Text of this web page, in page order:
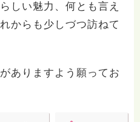
しい魅力、何とも言え
からも少しづつ訪ねて
ありますよう願ってお